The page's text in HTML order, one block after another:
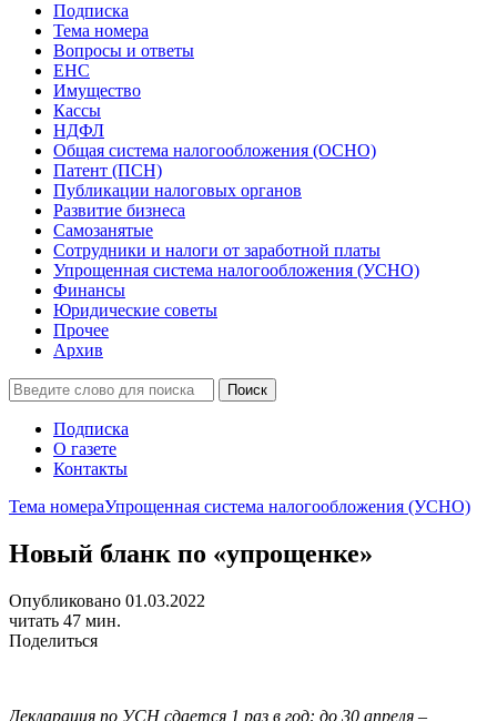
Подписка
Тема номера
Вопросы и ответы
ЕНС
Имущество
Кассы
НДФЛ
Общая система налогообложения (ОСНО)
Патент (ПСН)
Публикации налоговых органов
Развитие бизнеса
Самозанятые
Сотрудники и налоги от заработной платы
Упрощенная система налогообложения (УСНО)
Финансы
Юридические советы
Прочее
Архив
Подписка
О газете
Контакты
Тема номераУпрощенная система налогообложения (УСНО)
Новый бланк по «упрощенке»
Опубликовано 01.03.2022
читать 47 мин.
Поделиться
Декларация по УСН сдается 1 раз в год: до 30 апреля –